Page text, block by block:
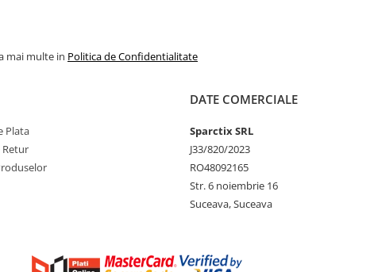
mai multe in Politica de Confidentialitate
Plata
Retur
DATE COMERCIALE
Sparctix SRL
J33/820/2023
RO48092165
Str. 6 noiembrie 16
Suceava, Suceava